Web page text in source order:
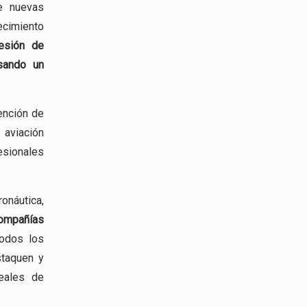
nuevas
de
un
de
los
y
de